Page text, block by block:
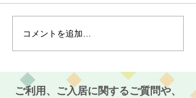
最近のブーム〜小規模多
機能ホーム麻姑の小町伊
コメントを追加…
ご利用、ご入居に関するご質問や、